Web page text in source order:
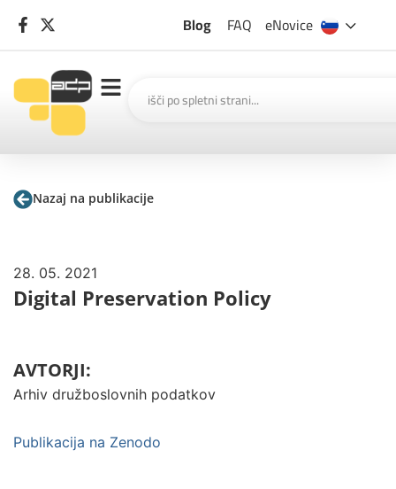
Blog FAQ eNovice
Nazaj na publikacije
28. 05. 2021
Digital Preservation Policy
AVTORJI:
Arhiv družboslovnih podatkov
Publikacija na Zenodo